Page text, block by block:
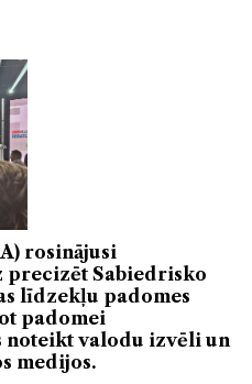
rosinājusi
precizēt Sabiedrisko
līdzekļu padomes
padomei
noteikt valodu izvēli un
medijos.